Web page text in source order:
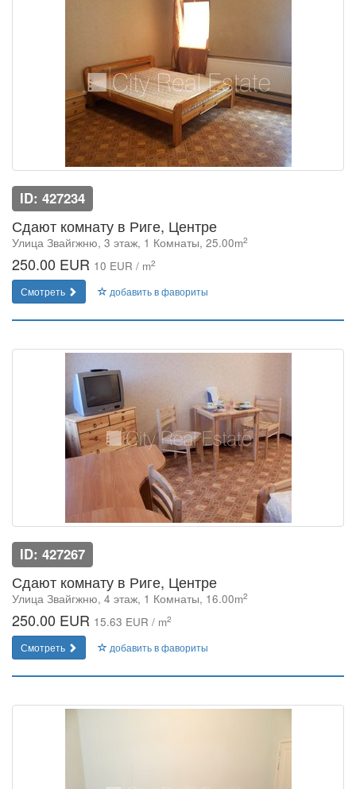
ID: 427234
Сдают комнату в Риге, Центре
Улица Звайгжню, 3 этаж, 1 Комнаты, 25.00m2
250.00 EUR 10 EUR / m2
Смотреть добавить в фавориты
ID: 427267
Сдают комнату в Риге, Центре
Улица Звайгжню, 4 этаж, 1 Комнаты, 16.00m2
250.00 EUR 15.63 EUR / m2
Смотреть добавить в фавориты